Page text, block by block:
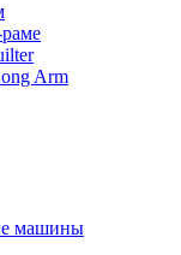
Arm
машины